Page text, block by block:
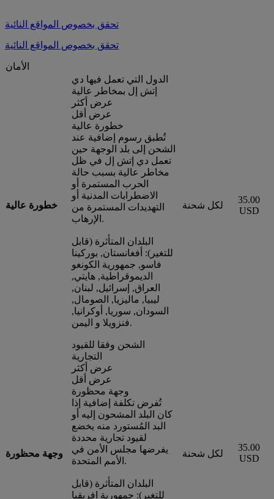
تحقق بخصوص المواقع النائية
تحقق بخصوص المواقع النائية
الأمان
خطورة عالية
الدول التي تعمل فيها دي
إتش إل بمخاطر عالية
عرض أكثر
عرض أقل
خطورة عالية
تُطبق رسوم إضافية عند
الشحن إلى بلد الوجهة حين
تعمل دي إتش إل في ظل
مخاطر عالية بسبب حالة
الحرب المستمرة أو
الاضطرابات المدنية أو
التهديدات المستمرة من
الإرهاب.
البلدان المتأثرة (قابل
للتغير): أفغانستان, بوركينا
فاسو, جمهورية الكونغو
الديموقراطية, هايتي,
العراق, إسرائيل, لبنان,
ليبيا, ماليزيا, الصومال,
السودان, سوريا, أوكرانيا,
فنزويلا و اليمن.
لكل شحنة
35.00
USD
وجهة محظورة
الشحن وفقا للقيود
التجارية
عرض أكثر
عرض أقل
وجهة محظورة
تُفرض تكلفة إضافية إذا
كان البلد المشحون إليه أو
البد المُستورد منه يخضع
لقيود تجارية محددة
يفرضها مجلس الأمن في
الأمم المتحدة.
البلدان المتأثرة (قابل
للتغير): جمهورية افريقيا
لكل شحنة
35.00
USD